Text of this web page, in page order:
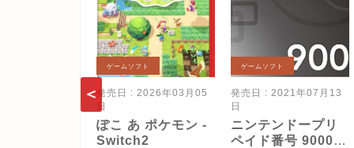
ゲームソフト
発売日 : 2026年03月05
日
ぽこ あ ポケモン -
Switch2
ゲームソフト
発売日 : 2021年07月13
日
ニンテンドープリ
ペイド番号 9000